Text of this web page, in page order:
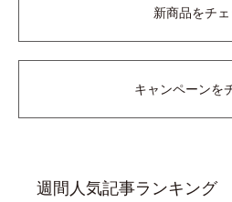
新商品をチ
キャンペーンを
週間人気記事ランキング